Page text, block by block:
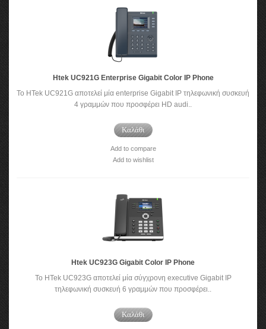
Htek UC921G Enterprise Gigabit Color IP Phone
To HTek UC921G αποτελεί μία enterprise Gigabit IP τηλεφωνική συσκευή
4 γραμμών που προσφέρει HD audi..
Καλάθι
Add to compare
Add to wishlist
Htek UC923G Gigabit Color IP Phone
To HTek UC923G αποτελεί μία σύγχρονη executive Gigabit IP
τηλεφωνική συσκευή 6 γραμμών που προσφέρει..
Καλάθι